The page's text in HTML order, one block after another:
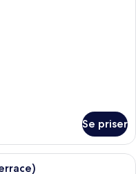
Se priser
med en stor seng,